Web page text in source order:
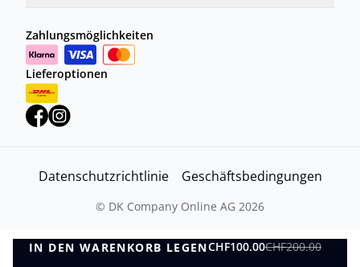
IN DEN WARENKORB LEGENCHF100.00CHF200.00
IN DEN WARENKORB LEGEN
Zahlungsmöglichkeiten
Lieferoptionen
Datenschutzrichtlinie Geschäftsbedingungen
© DK Company Online AG 2026